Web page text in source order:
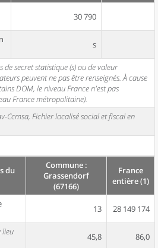
30 790
s
de secret statistique (s) ou de valeur
peuvent ne pas être renseignés. À cause
DOM, le niveau France n'est pas
France métropolitaine).
Ccmsa, Fichier localisé social et fiscal en
du
Commune :
Grassendorf
(67166)
France
entière (1)
13 28 149 174
lieu
45,8 86,0